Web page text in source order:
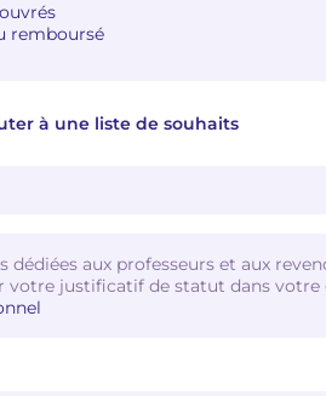
remboursé
à une liste de souhaits
dédiées aux professeurs et aux
votre justificatif de statut dans